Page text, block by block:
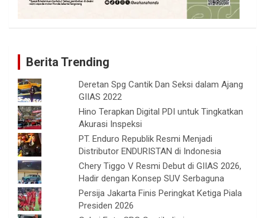
Berita Trending
Deretan Spg Cantik Dan Seksi dalam Ajang
GIIAS 2022
Hino Terapkan Digital PDI untuk Tingkatkan
Akurasi Inspeksi
PT. Enduro Republik Resmi Menjadi
Distributor ENDURISTAN di Indonesia
Chery Tiggo V Resmi Debut di GIIAS 2026,
Hadir dengan Konsep SUV Serbaguna
Persija Jakarta Finis Peringkat Ketiga Piala
Presiden 2026